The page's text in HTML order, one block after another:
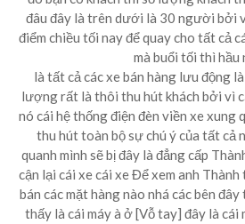
đâu đây là trên dưới là 30 người bởi
điểm chiều tối nay để quay cho tất cả
mà buổi tối thì hầu
là tất cả các xe bán hàng lưu động
lượng rất là thôi thu hút khách bởi vì
nó cái hệ thống điện đèn viền xe xung
thu hút toàn bộ sự chú ý của tất
quanh mình sẽ bị đây là đẳng cấp
cận lại cái xe cái xe Để xem anh
bán các mặt hàng nào nhá các bên
thấy là cái máy à ở [Vỗ tay] đây là cái